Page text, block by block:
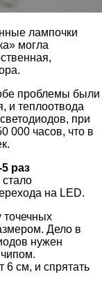
лампочки
могла
проблемы были
и теплоотвода
при
000 часов, что в
5 раз
стало
на LED.
Дело в
нужен
см, и спрятать